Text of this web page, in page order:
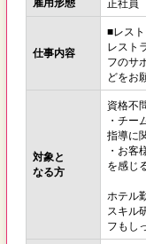
仕事内容
■レス
レスト
フのサ
どをお
対象と
なる方
資格不
・チー
指導に
・お客
を感じ
ホテル
スキル
フもし